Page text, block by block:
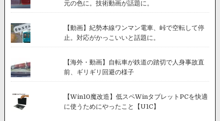
元の色に。技術動画が話題に。
【動画】紀勢本線ワンマン電車、峠で空転して停
止。対応がかっこいいと話題に。
【海外・動画】自転車が鉄道の踏切で人身事故直
前、ギリギリ回避の様子
【Win10魔改造】低スペWinタブレットPCを快適
に使うためにやったこと【U1C】